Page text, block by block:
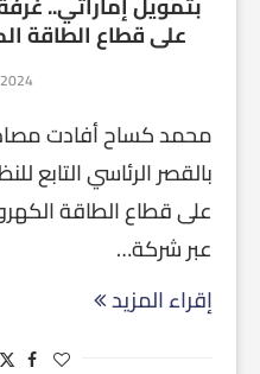
على قطاع الطاقة
محمد كساح أفادت
بالقصر الرئاسي التابع
على قطاع الطاقة
عبر شركة…
إقراء المزيد